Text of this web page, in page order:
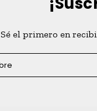
Sé el primero en